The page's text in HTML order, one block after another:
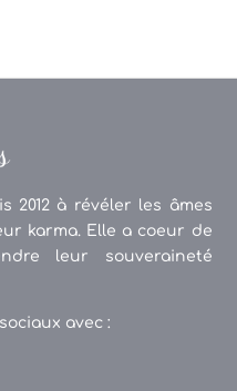
2012 à révéler les âmes
karma. Elle a coeur de
leur souveraineté
avec :